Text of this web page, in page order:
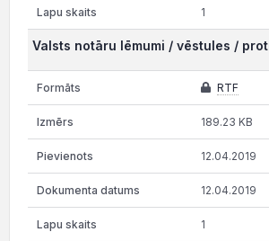
1
Valsts notāru lēmumi / vēstules /
RTF
189.23 KB
12.04.2019
12.04.2019
1